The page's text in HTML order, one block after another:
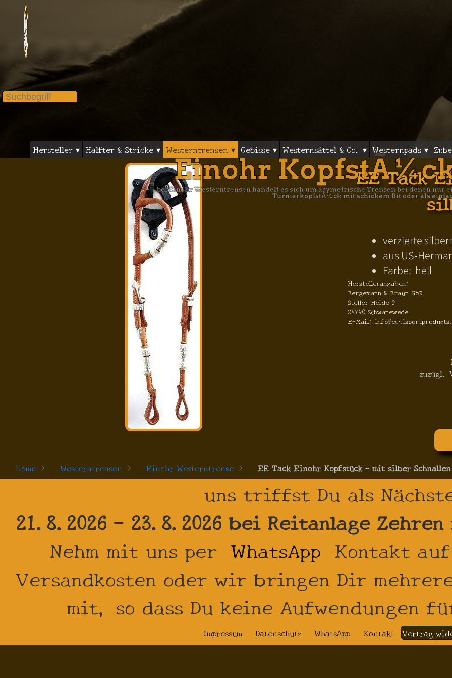
Einohr
bei Einohr Westerntrensen handelt es sich um asymetrische Trensen bei denen nur
TurnierkopfstÃ¼ck mit schickem Bit oder als
Hersteller ▾ Halfter & Stricke ▾ Westerntrensen ▾ Gebisse ▾ Westernsättel & Co. ▾ Westernpads ▾
EE Tack
verzierte
aus US-
Farbe: hell
Herstellerangaben:
Bergemann & Braun GbR
Steller Heide 9
28790 Schwanewede
E-Mail:
zuzügl.
Home > Westerntrensen > Einohr Westerntrense > EE Tack Einohr Kopfstück - mit silber Schnallen
uns triffst Du als
21.8.2026 - 23.8.2026 bei Reitanlage
Nehm mit uns per WhatsApp Kontakt
Versandkosten oder wir bringen Dir
mit, so dass Du keine Aufwendungen
Impressum Datenschutz WhatsApp Kontakt Vertrag